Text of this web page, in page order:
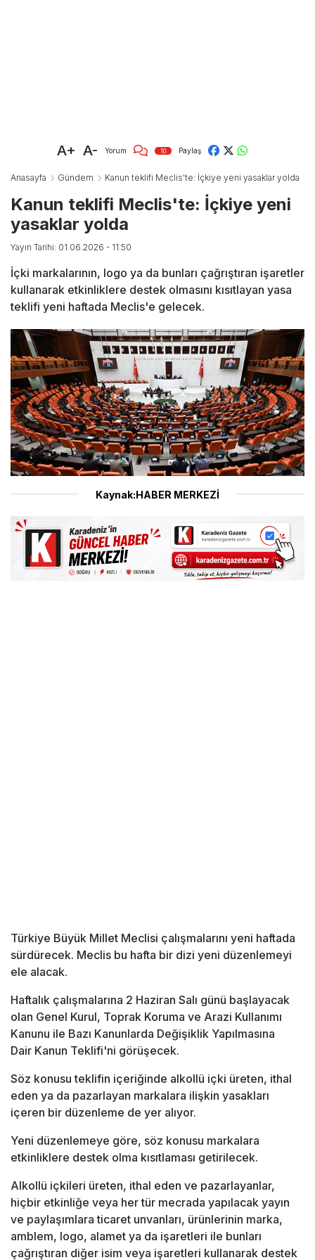
A+ A- Yorum 10 Paylaş
Anasayfa Gündem Kanun teklifi Meclis'te: İçkiye yeni yasaklar yolda
Kanun teklifi Meclis'te: İçkiye yeni
yasaklar yolda
Yayın Tarihi: 01.06.2026 - 11:50
İçki markalarının, logo ya da bunları çağrıştıran işaretler
kullanarak etkinliklere destek olmasını kısıtlayan yasa
teklifi yeni haftada Meclis'e gelecek.
Kaynak:HABER MERKEZİ
Türkiye Büyük Millet Meclisi çalışmalarını yeni haftada
sürdürecek. Meclis bu hafta bir dizi yeni düzenlemeyi
ele alacak.
Haftalık çalışmalarına 2 Haziran Salı günü başlayacak
olan Genel Kurul, Toprak Koruma ve Arazi Kullanımı
Kanunu ile Bazı Kanunlarda Değişiklik Yapılmasına
Dair Kanun Teklifi'ni görüşecek.
Söz konusu teklifin içeriğinde alkollü içki üreten, ithal
eden ya da pazarlayan markalara ilişkin yasakları
içeren bir düzenleme de yer alıyor.
Yeni düzenlemeye göre, söz konusu markalara
etkinliklere destek olma kısıtlaması getirilecek.
Alkollü içkileri üreten, ithal eden ve pazarlayanlar,
hiçbir etkinliğe veya her tür mecrada yapılacak yayın
ve paylaşımlara ticaret unvanları, ürünlerinin marka,
amblem, logo, alamet ya da işaretleri ile bunları
çağrıştıran diğer isim veya işaretleri kullanarak destek